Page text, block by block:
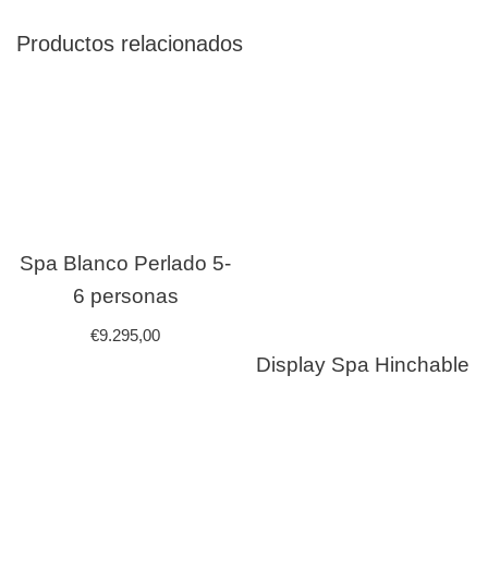
Productos relacionados
Spa Blanco Perlado 5-
6 personas
€9.295,00
Display Spa Hinchable